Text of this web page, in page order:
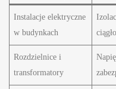
Instalacje elektryczne
w budynkach
Rozdzielnice i
transformatory